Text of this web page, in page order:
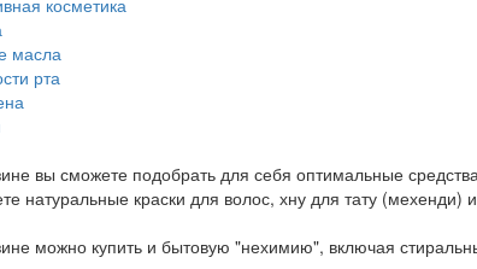
косметика
масла
рта
вы сможете подобрать для себя оптимальные
натуральные краски для волос, хну для тату (мехенди)
можно купить и бытовую "нехимию", включая